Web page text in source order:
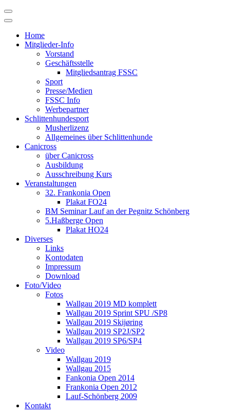
Skip
to
Home
Mitglieder-Info
Vorstand
Geschäftsstelle
Mitgliedsantrag FSSC
Sport
Presse/Medien
FSSC Info
Werbepartner
Schlittenhundesport
Musherlizenz
Allgemeines über Schlittenhunde
Canicross
über Canicross
Ausbildung
Ausschreibung Kurs
Veranstaltungen
32. Frankonia Open
Plakat FO24
BM Seminar Lauf an der Pegnitz Schönberg
5.Haßberge Open
Plakat HO24
Diverses
Links
Kontodaten
Impressum
Download
Foto/Video
Fotos
Wallgau 2019 MD komplett
Wallgau 2019 Sprint SPU /SP8
Wallgau 2019 Skijøring
Wallgau 2019 SP2J/SP2
Wallgau 2019 SP6/SP4
Video
Wallgau 2019
Wallgau 2015
Fankonia Open 2014
Frankonia Open 2012
Lauf-Schönberg 2009
Kontakt